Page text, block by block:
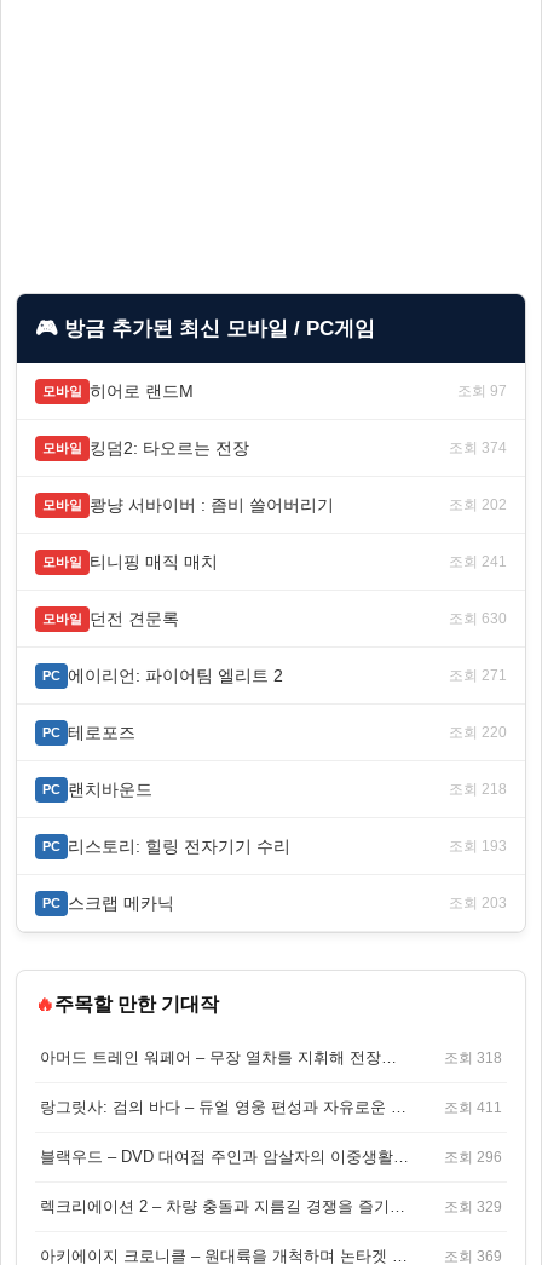
🎮 방금 추가된 최신 모바일 / PC게임
모바일 히어로 랜드M 조회 97
모바일 킹덤2: 타오르는 전장 조회 374
모바일 쾅냥 서바이버 : 좀비 쓸어버리기 조회 202
모바일 티니핑 매직 매치 조회 241
모바일 던전 견문록 조회 630
PC 에이리언: 파이어팀 엘리트 2 조회 271
PC 테로포즈 조회 220
PC 랜치바운드 조회 218
PC 리스토리: 힐링 전자기기 수리 조회 193
PC 스크랩 메카닉 조회 203
🔥주목할 만한 기대작
아머드 트레인 워페어 – 무장 열차를 지휘해 전장을 돌파하는 생존 전투 게임 조회 318
랑그릿사: 검의 바다 – 듀얼 영웅 편성과 자유로운 탐험을 결합한 판타지 전략 RPG 조회 411
블랙우드 – DVD 대여점 주인과 암살자의 이중생활을 그린 3인칭 액션 스릴러 게임 조회 296
렉크리에이션 2 – 차량 충돌과 지름길 경쟁을 즐기는 오픈월드 아케이드 레이싱 게임 조회 329
아키에이지 크로니클 – 원대륙을 개척하며 논타겟 전투를 즐기는 오픈월드 MMORPG 조회 369